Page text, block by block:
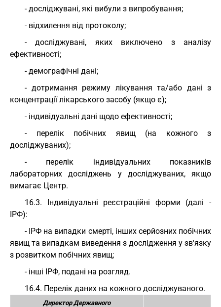
- досліджувані, які вибули з випробування;
- відхилення від протоколу;
- досліджувані, яких виключено з аналізу
ефективності;
- демографічні дані;
- дотримання режиму лікування та/або дані з
концентрації лікарського засобу (якщо є);
- індивідуальні дані щодо ефективності;
- перелік побічних явищ (на кожного з
досліджуваних);
- перелік індивідуальних показників
лабораторних досліджень у досліджуваних, якщо
вимагає Центр.
16.3. Індивідуальні реєстраційні форми (далі -
ІРФ):
- ІРФ на випадки смерті, інших серйозних побічних
явищ та випадкам виведення з дослідження у зв'язку
з розвитком побічних явищ;
- інші ІРФ, подані на розгляд.
16.4. Перелік даних на кожного досліджуваного.
Директор Державного